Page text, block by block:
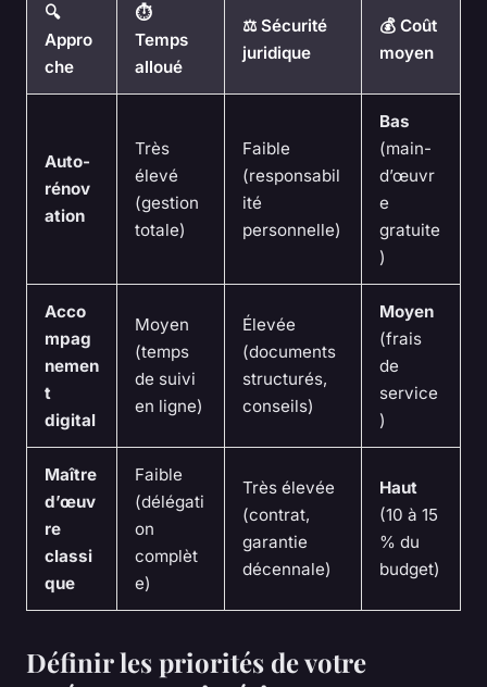
🔍
Appro
che
⏱️
Temps
alloué
⚖️ Sécurité
juridique
💰 Coût
moyen
Auto-
rénov
ation
Très
élevé
(gestion
totale)
Faible
(responsabil
ité
personnelle)
Bas
(main-
d’œuvr
e
gratuite
)
Acco
mpag
nemen
t
digital
Moyen
(temps
de suivi
en ligne)
Élevée
(documents
structurés,
conseils)
Moyen
(frais
de
service
)
Maître
d’œuv
re
classi
que
Faible
(délégati
on
complèt
e)
Très élevée
(contrat,
garantie
décennale)
Haut
(10 à 15
% du
budget)
Définir les priorités de votre